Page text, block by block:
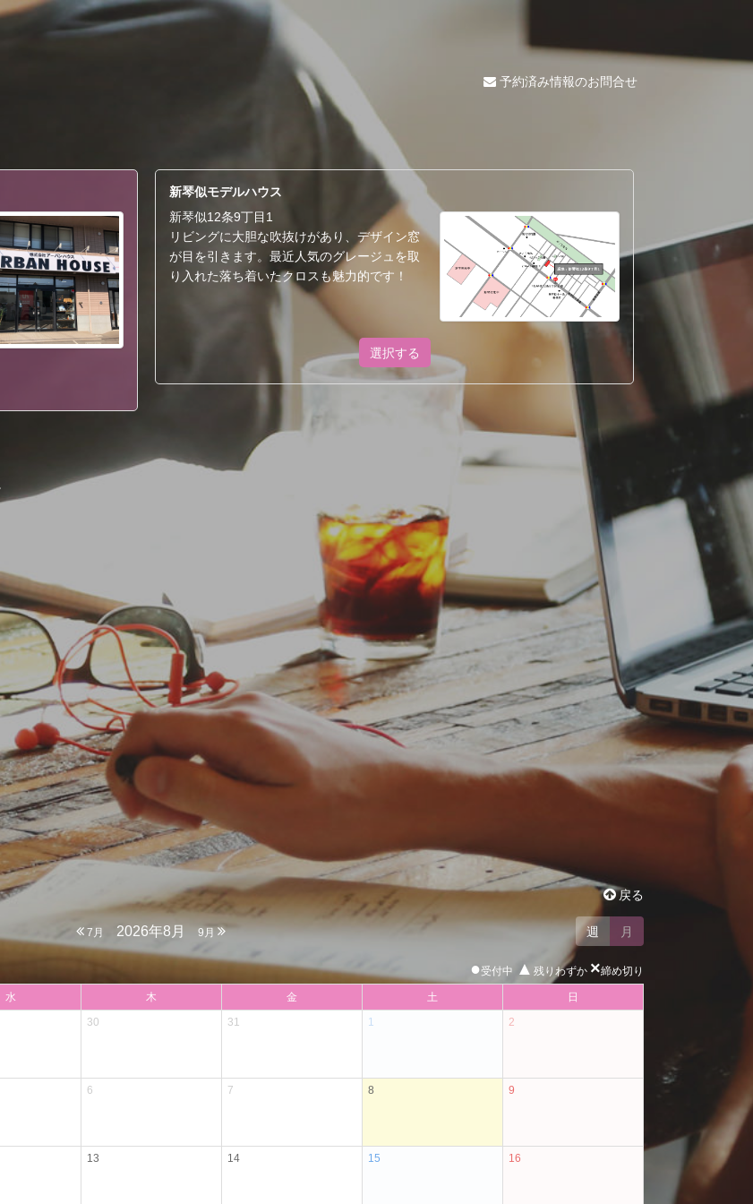
予約済み情報のお問合せ
新琴似モデルハウス
新琴似12条9丁目1
リビングに大胆な吹抜けがあり、デザイン窓
が目を引きます。最近人気のグレージュを取
り入れた落ち着いたクロスも魅力的です！
選択する
戻る
7月 2026年8月 9月 週 月
●受付中 ▲ 残りわずか ×締め切り
水 木 金 土
日
30 31 1 2
6 7 8 9
13 14 15 16